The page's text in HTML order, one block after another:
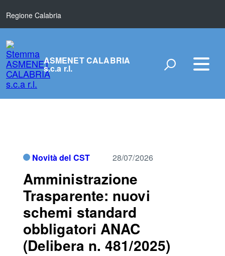
Regione Calabria
ASMENET CALABRIA
s.c.a r.l.
Novità del CST 28/07/2026
Amministrazione
Trasparente: nuovi
schemi standard
obbligatori ANAC
(Delibera n. 481/2025)